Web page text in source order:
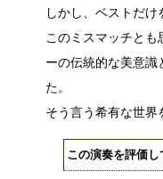
しかし、ベストだけ
このミスマッチと
ーの伝統的な美意識
た。
そう言う希有な世界
この演奏を評価し